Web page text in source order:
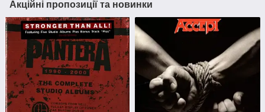
Акційні пропозиції та новинки